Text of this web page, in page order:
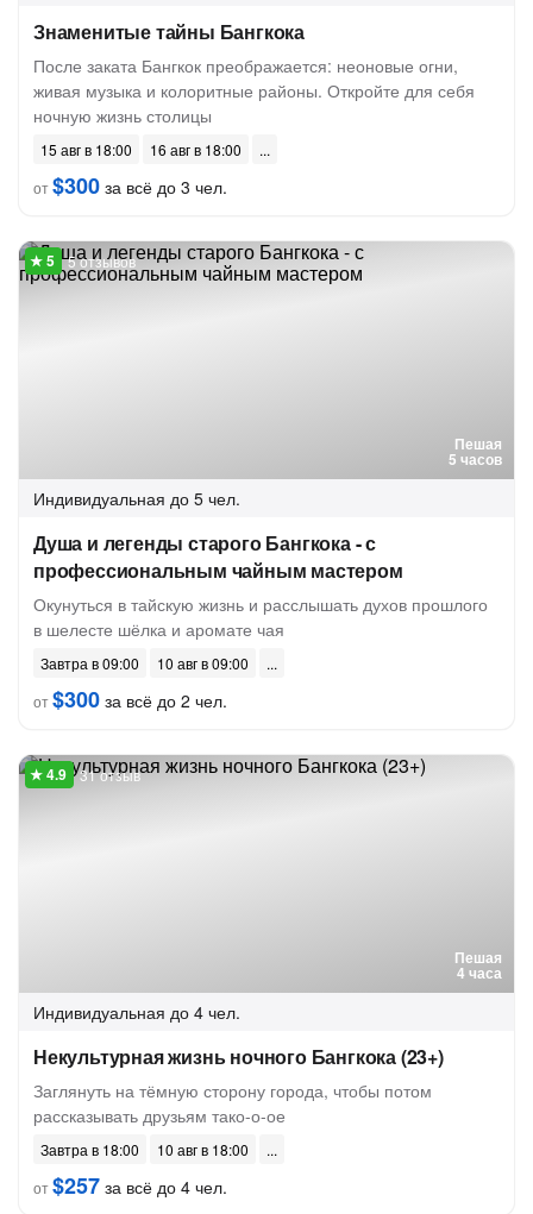
Знаменитые тайны Бангкока
После заката Бангкок преображается: неоновые огни,
живая музыка и колоритные районы. Откройте для себя
ночную жизнь столицы
15 авг в 18:00
16 авг в 18:00
от$300 за всё до 3 чел.
Пешая
5 часов
5 отзывов
Индивидуальная до 5 чел.
Душа и легенды старого Бангкока - с
профессиональным чайным мастером
Окунуться в тайскую жизнь и расслышать духов прошлого
в шелесте шёлка и аромате чая
Завтра в 09:00
10 авг в 09:00
от$300 за всё до 2 чел.
Пешая
4 часа
31 отзыв
Индивидуальная до 4 чел.
Некультурная жизнь ночного Бангкока (23+)
Заглянуть на тёмную сторону города, чтобы потом
рассказывать друзьям тако-о-ое
Завтра в 18:00
10 авг в 18:00
от$257 за всё до 4 чел.